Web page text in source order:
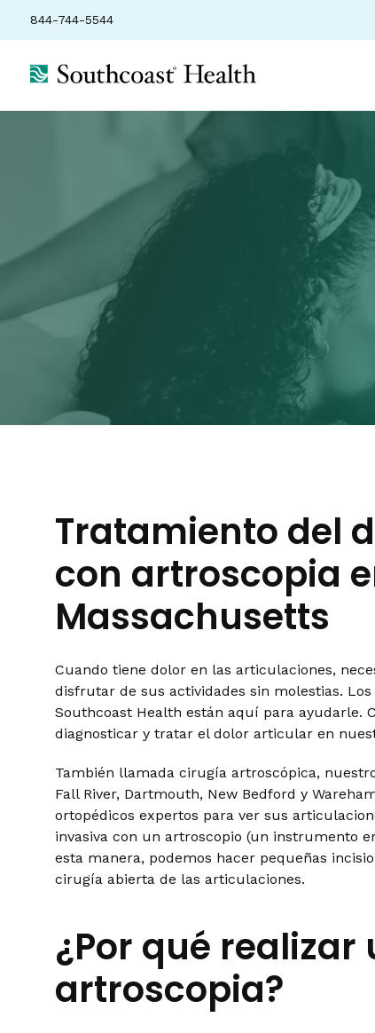
844-744-5544
Tratamiento del
con artroscopia
Massachusetts
Cuando tiene dolor en las articulaciones,
disfrutar de sus actividades sin molestias.
Southcoast Health están aquí para ayudarle.
diagnosticar y tratar el dolor articular en
También llamada cirugía artroscópica,
Fall River, Dartmouth, New Bedford y
ortopédicos expertos para ver sus
invasiva con un artroscopio (un instrumento
esta manera, podemos hacer pequeñas
cirugía abierta de las articulaciones.
¿Por qué realizar
artroscopia?